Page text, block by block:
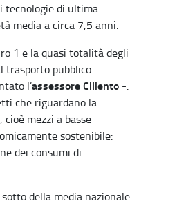
tecnologie di ultima
media a circa 7,5 anni.
1 e la quasi totalità degli
trasporto pubblico
l’assessore Ciliento -.
che riguardano la
mezzi a basse
sostenibile:
dei consumi di
della media nazionale